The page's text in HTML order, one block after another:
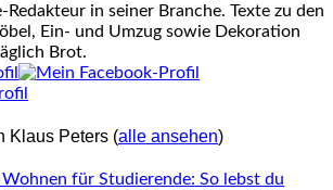
Redakteur in seiner Branche. Texte zu den
Ein- und Umzug sowie Dekoration
Brot.
Klaus Peters (alle ansehen)
für Studierende: So lebst du